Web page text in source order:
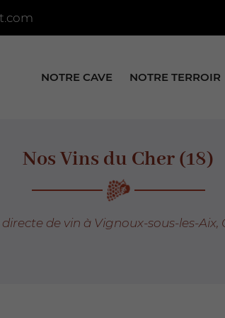
NOTRE CAVE NOTRE TERROIR
Nos Vins du Cher (18)
de vin à Vignoux-sous-les-Aix,